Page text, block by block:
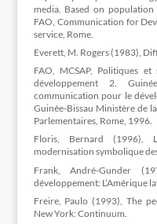
media. Based on
FAO, Communication for
service, Rome.
Everett, M. Rogers (1983),
FAO, MCSAP, Politiques
développement 2.
communication pour le
Guinée-Bissau Ministère de
Parlementaires, Rome, 1996.
Floris, Bernard (1996),
modernisation symbolique
Frank, André-Gunder
développement: L’Amérique
Freire, Paulo (1993), The
New York: Continuum.